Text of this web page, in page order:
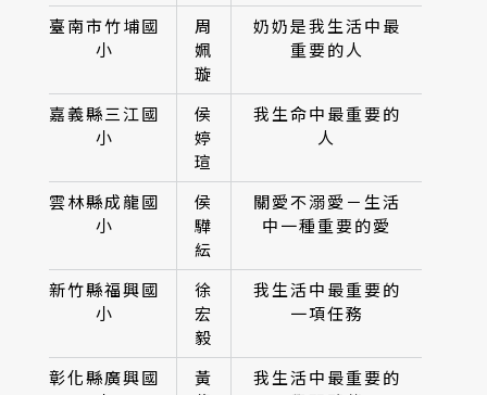
臺南市竹埔國
小
周
姵
璇
奶奶是我生活中最
重要的人
嘉義縣三江國
小
侯
婷
瑄
我生命中最重要的
人
雲林縣成龍國
小
侯
驊
紜
關愛不溺愛－生活
中一種重要的愛
新竹縣福興國
小
徐
宏
毅
我生活中最重要的
一項任務
彰化縣廣興國
黃
我生活中最重要的